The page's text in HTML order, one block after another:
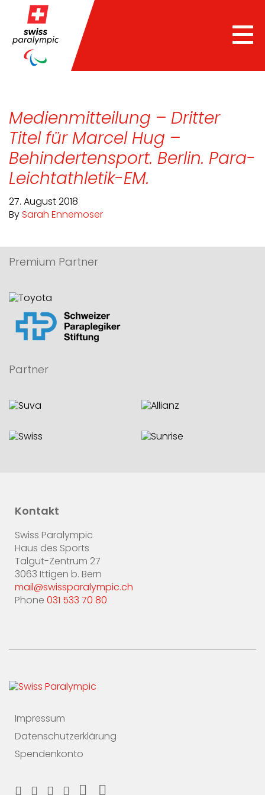
Medienmitteilung – Dritter
Titel für Marcel Hug –
Behindertensport. Berlin. Para-
Leichtathletik-EM.
27. August 2018
By Sarah Ennemoser
Premium Partner
Partner
Kontakt
Swiss Paralympic
Haus des Sports
Talgut-Zentrum 27
3063 Ittigen b. Bern
mail@swissparalympic.ch
Phone 031 533 70 80
Impressum
Datenschutzerklärung
Spendenkonto